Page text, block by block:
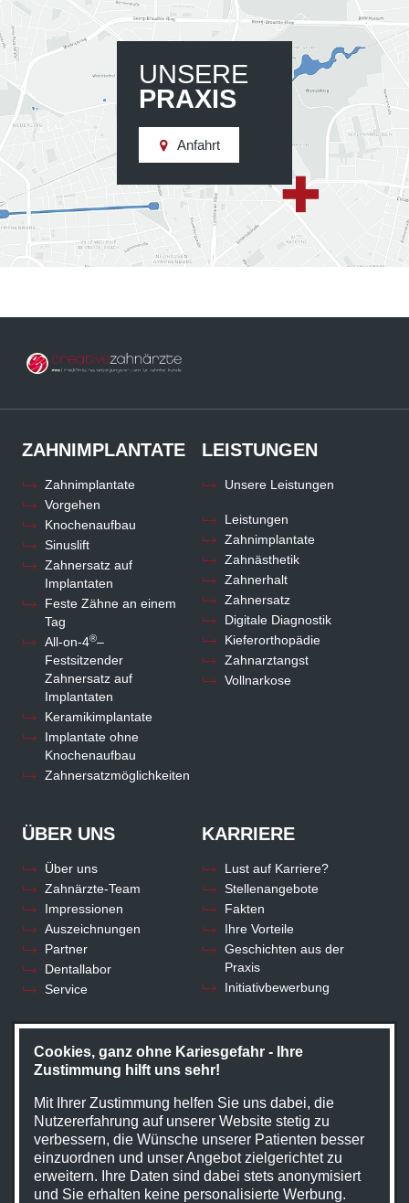
UNSERE
PRAXIS
Anfahrt
ZAHNIMPLANTATE
Zahnimplantate
Vorgehen
Knochenaufbau
Sinuslift
Zahnersatz auf
Implantaten
Feste Zähne an einem
Tag
All-on-4®–
Festsitzender
Zahnersatz auf
Implantaten
Keramikimplantate
Implantate ohne
Knochenaufbau
Zahnersatzmöglichkeiten
LEISTUNGEN
Unsere Leistungen
Leistungen
Zahnimplantate
Zahnästhetik
Zahnerhalt
Zahnersatz
Digitale Diagnostik
Kieferorthopädie
Zahnarztangst
Vollnarkose
ÜBER UNS
Über uns
Zahnärzte-Team
Impressionen
Auszeichnungen
Partner
Dentallabor
Service
KARRIERE
Lust auf Karriere?
Stellenangebote
Fakten
Ihre Vorteile
Geschichten aus der
Praxis
Initiativbewerbung
KONTAKT
STARTSEITE KONTAKT
Cookies, ganz ohne Kariesgefahr - Ihre
Zustimmung hilft uns sehr!
Mit Ihrer Zustimmung helfen Sie uns dabei, die
Nutzererfahrung auf unserer Website stetig zu
verbessern, die Wünsche unserer Patienten besser
einzuordnen und unser Angebot zielgerichtet zu
erweitern. Ihre Daten sind dabei stets anonymisiert
und Sie erhalten keine personalisierte Werbung.